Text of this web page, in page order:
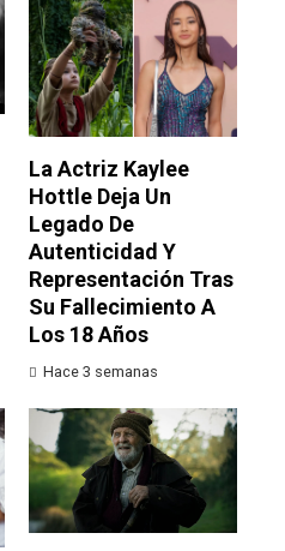
La Actriz Kaylee
Hottle Deja Un
Legado De
Autenticidad Y
Representación Tras
Su Fallecimiento A
Los 18 Años
Hace 3 semanas